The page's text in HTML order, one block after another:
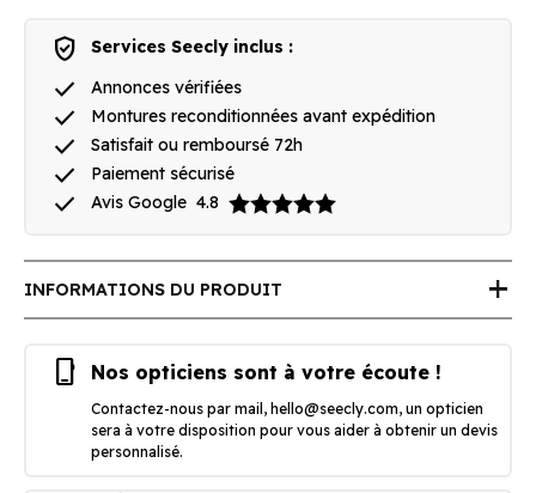
verified_user Services Seecly inclus :
done Annonces vérifiées
done Montures reconditionnées avant expédition
done Satisfait ou remboursé 72h
done Paiement sécurisé
done Avis Google 4.8
INFORMATIONS DU PRODUIT add
phone_iphone Nos opticiens sont à votre écoute !
Contactez-nous par mail, hello@seecly.com, un opticien
sera à votre disposition pour vous aider à obtenir un devis
personnalisé.